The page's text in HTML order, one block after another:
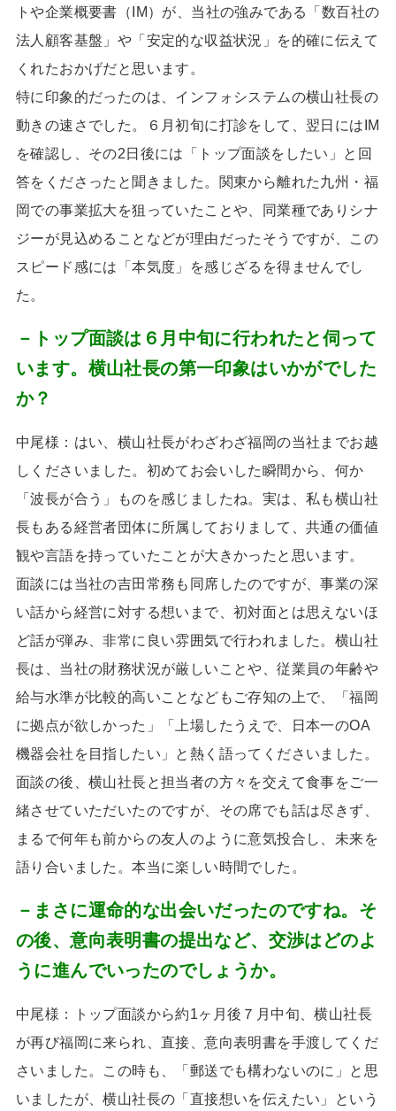
トや企業概要書（ IM ）が、当社の強みである「数百社の
法人顧客基盤」や「安定的な収益状況」を的確に伝えて
くれたおかげだと思います。
特に印象的だったのは、インフォシステムの横山社長の
動きの速さでした。６月初旬に打診をして、翌日には IM
を確認し、その2 日後には「トップ面談をしたい」と回
答をくださったと聞きました。関東から離れた九州・福
岡での事業拡大を狙っていたことや、同業種でありシナ
ジーが見込めることなどが理由だったそうですが、この
スピード感には「本気度」を感じざるを得ませんでし
た。
－トップ面談は６月中旬に行われたと伺って
います。横山社長の第一印象はいかがでした
か？
中尾様：はい、横山社長がわざわざ福岡の当社までお越
しくださいました。初めてお会いした瞬間から、何か
「波長が合う」ものを感じましたね。実は、私も横山社
長もある経営者団体に所属しておりまして、共通の価値
観や言語を持っていたことが大きかったと思います。
面談には当社の吉田常務も同席したのですが、事業の深
い話から経営に対する想いまで、初対面とは思えないほ
ど話が弾み、非常に良い雰囲気で行われました。横山社
長は、当社の財務状況が厳しいことや、従業員の年齢や
給与水準が比較的高いことなどもご存知の上で、「福岡
に拠点が欲しかった」「上場したうえで、日本一のOA
機器会社を目指したい」と熱く語ってくださいました。
面談の後、横山社長と担当者の方々を交えて食事をご一
緒させていただいたのですが、その席でも話は尽きず、
まるで何年も前からの友人のように意気投合し、未来を
語り合いました。本当に楽しい時間でした。
－まさに運命的な出会いだったのですね。そ
の後、意向表明書の提出など、交渉はどのよ
うに進んでいったのでしょうか。
中尾様：トップ面談から約1ヶ月後７月中旬、横山社長
が再び福岡に来られ、直接、意向表明書を手渡してくだ
さいました。この時も、「郵送でも構わないのに」と思
いましたが、横山社長の「直接想いを伝えたい」という